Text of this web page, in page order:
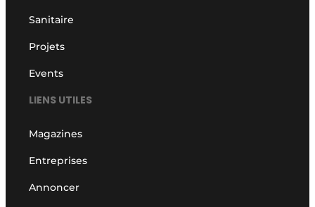
Sanitaire
Projets
Events
LIENS UTILES
Magazines
Entreprises
Annoncer